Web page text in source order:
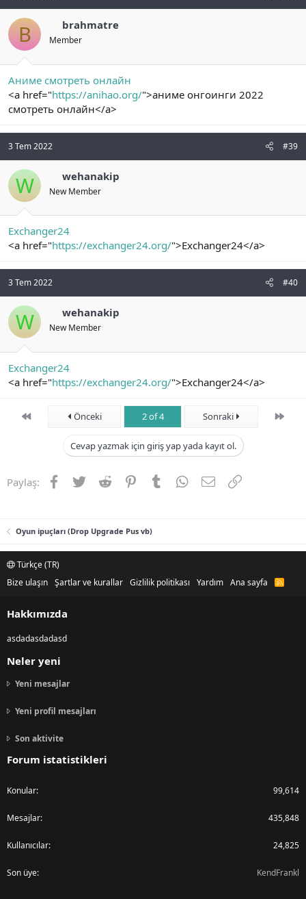
B brahmatre
Member
Аниме смотреть онлайн
<a href="https://anihao.org/">аниме онгоинги 2022
смотреть онлайн</a>
3 Tem 2022 #39
W wehanakip
New Member
Exchanger24
<a href="https://exchanger24.org/">Exchanger24</a>
3 Tem 2022 #40
W wehanakip
New Member
Exchanger24
<a href="https://exchanger24.org/">Exchanger24</a>
First Önceki 2 of 4 Sonraki Son
Cevap yazmak için giriş yap yada kayıt ol.
Paylaş: Facebook
TwitterReddit PinterestTumblrWhatsApp
E-postaLink
Oyun ipuçları (Drop Upgrade Pus vb)
Türkçe (TR)
Bize ulaşın Şartlar ve kurallar Gizlilik politikası Yardım Ana sayfa
R
Hakkımızda
asdadasdadasd
Neler yeni
Yeni mesajlar
Yeni profil mesajları
Son aktivite
Forum istatistikleri
Konular 99,614
Mesajlar 435,848
Kullanıcılar 24,825
Son üye KendFrankl